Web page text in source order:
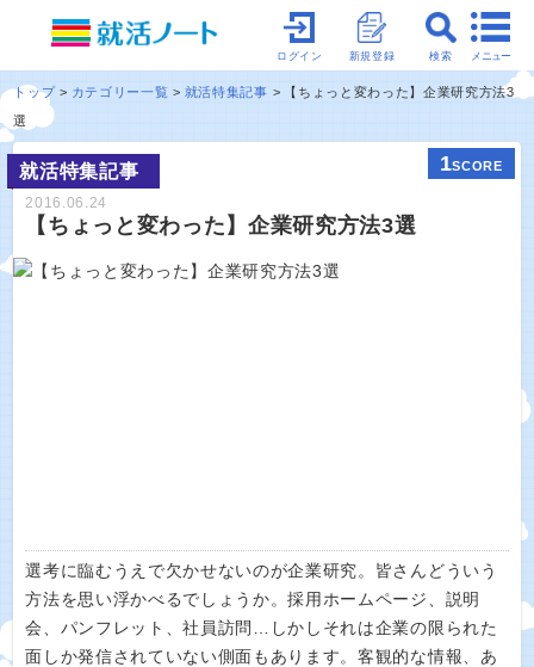
メニュー
検索
新規登録
ログイン
トップ カテゴリー一覧 就活特集記事
【ちょっと変わった】企業研究方法3
選
就活特集記事 1SCORE
2016.06.24
【ちょっと変わった】企業研究方法3選
選考に臨むうえで欠かせないのが企業研究。皆さんどういう
方法を思い浮かべるでしょうか。採用ホームページ、説明
会、パンフレット、社員訪問…しかしそれは企業の限られた
面しか発信されていない側面もあります。客観的な情報、あ